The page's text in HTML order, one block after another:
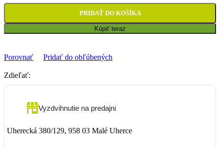
PRIDAŤ DO KOŠÍKA
Kúpiť teraz
Porovnať Pridať do obľúbených
Zdieľať:
Vyzdvihnutie na predajni
Uherecká 380/129, 958 03 Malé Uherce